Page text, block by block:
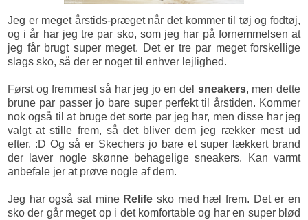
Jeg er meget årstids-præget når det kommer til tøj og fodtøj,
og i år har jeg tre par sko, som jeg har på fornemmelsen at
jeg får brugt super meget. Det er tre par meget forskellige
slags sko, så der er noget til enhver lejlighed.
Først og fremmest så har jeg jo en del sneakers, men dette
brune par passer jo bare super perfekt til årstiden. Kommer
nok også til at bruge det sorte par jeg har, men disse har jeg
valgt at stille frem, så det bliver dem jeg rækker mest ud
efter. :D Og så er Skechers jo bare et super lækkert brand
der laver nogle skønne behagelige sneakers. Kan varmt
anbefale jer at prøve nogle af dem.
Jeg har også sat mine Relife sko med hæl frem. Det er en
sko der går meget op i det komfortable og har en super blød